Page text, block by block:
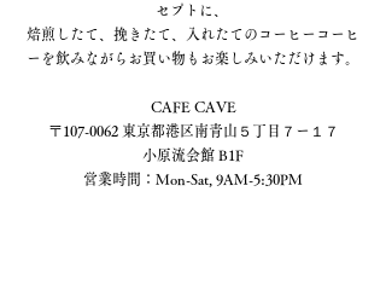
セプトに、
焙煎したて、挽きたて、入れたてのコーヒーコーヒ
ーを飲みながらお買い物もお楽しみいただけます。
CAFE CAVE
〒107-0062 東京都港区南青山５丁目７ー１７
小原流会館 B1F
営業時間：Mon-Sat, 9AM-5:30PM